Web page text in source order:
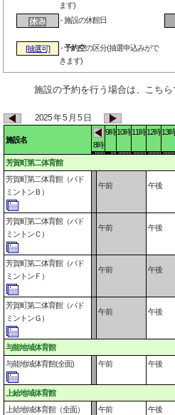
ます)
- 施設の休館日
[抽選可]
-予約空の区分(抽選申込みがで
きます)
施設の予約を行う場合は、こちら
2025 年 5 月 5 日
施設名
8時
9時10時11時12時13時
芳賀町第二体育館
芳賀町第二体育館（バド
ミントンＢ）
午前 午後
芳賀町第二体育館（バド
ミントンＣ）
午前 午後
芳賀町第二体育館（バド
ミントンＦ）
午前 午後
芳賀町第二体育館（バド
ミントンＧ）
午前 午後
与能地域体育館
与能地域体育館(全面)
午前 午後
上給地域体育館
上給地域体育館（全面）
午前 午後